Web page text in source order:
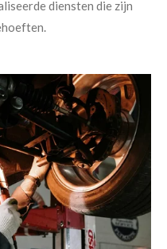
diensten die zijn